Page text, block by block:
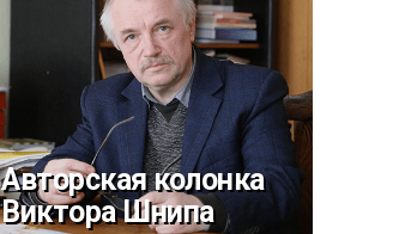
Авторская колонка
Виктора Шнипа